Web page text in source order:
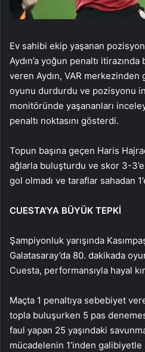
Ev sahibi ekip yaşanan
Aydın’a yoğun penaltı
veren Aydın, VAR merkezinden
oyunu durdurdu ve pozisyonu
monitöründe yaşananları
penaltı noktasını gösterdi.
Topun başına geçen Haris
ağlarla buluşturdu ve skor 3-
gol olmadı ve taraflar sahadan
CUESTA’YA BÜYÜK TEPKİ
Şampiyonluk yarışında
Galatasaray’da 80. dakikada
Cuesta, performansıyla hayal
Maçta 1 penaltıya sebebiyet
topla buluşurken 5 pas
faul yapan 25 yaşındaki
mücadelenin 1’inden galibiyetle